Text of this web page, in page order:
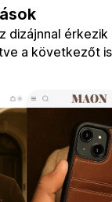
dizájnnal
a következőt